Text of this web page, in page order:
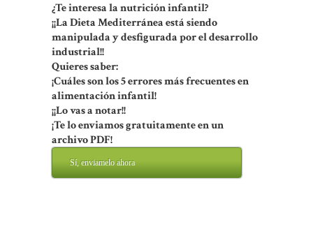
¿Te interesa la nutrición infantil?
¡¡La Dieta Mediterránea está siendo
manipulada y desfigurada por el desarrollo
industrial!!
Quieres saber:
¡Cuáles son los 5 errores más frecuentes en
alimentación infantil!
¡¡Lo vas a notar!!
¡Te lo enviamos gratuitamente en un
archivo PDF!
Sí, enviamelo ahora